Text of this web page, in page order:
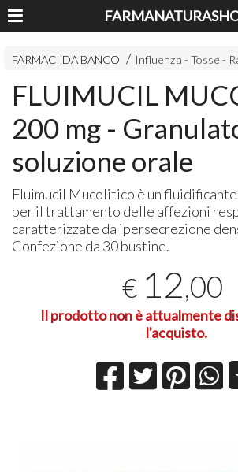
FARMACI DA BANCO Influenza - Tosse -
FLUIMUCIL
200 mg -
soluzione orale
Fluimucil Mucolitico è un fluidificante
per il trattamento delle affezioni
caratterizzate da ipersecrezione
Confezione da 30 bustine.
€ 12,00
Il prodotto non è attualmente
l'acquisto.